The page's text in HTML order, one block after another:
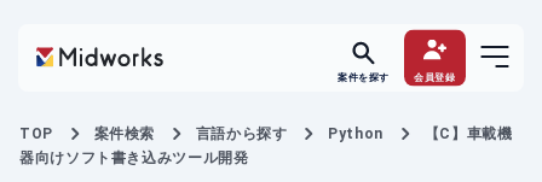
案件を探す 会員登録
TOP 案件検索 言語から探す Python
【C】車載機
器向けソフト書き込みツール開発